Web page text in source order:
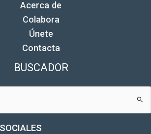
Acerca de
Colabora
Únete
Contacta
BUSCADOR